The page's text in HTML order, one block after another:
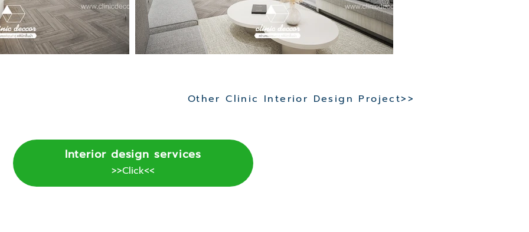
Other Clinic Interior Design Project>>
Interior design services
>>Click<<